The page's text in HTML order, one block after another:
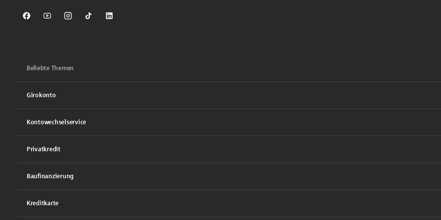
Sparkasse auf Facebook
Sparkasse auf Youtube
Sparkasse auf Instagram
Sparkasse auf TikTok
Sparkasse auf LinkedIn
Beliebte Themen
Girokonto
Kontowechselservice
Privatkredit
Baufinanzierung
Kreditkarte